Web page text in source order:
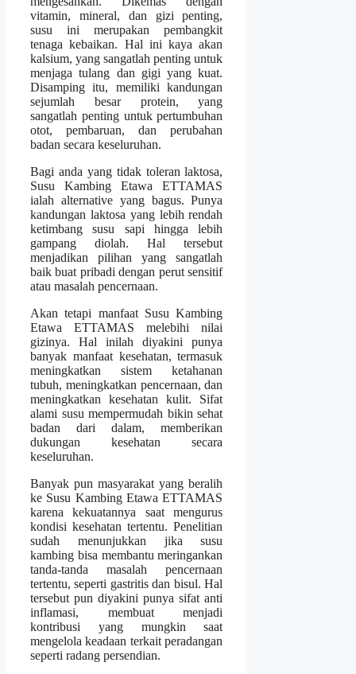
vitamin, mineral, dan gizi penting,
susu ini merupakan pembangkit
tenaga kebaikan. Hal ini kaya akan
kalsium, yang sangatlah penting untuk
menjaga tulang dan gigi yang kuat.
Disamping itu, memiliki kandungan
sejumlah besar protein, yang
sangatlah penting untuk pertumbuhan
otot, pembaruan, dan perubahan
badan secara keseluruhan.
Bagi anda yang tidak toleran laktosa,
Susu Kambing Etawa ETTAMAS
ialah alternative yang bagus. Punya
kandungan laktosa yang lebih rendah
ketimbang susu sapi hingga lebih
gampang diolah. Hal tersebut
menjadikan pilihan yang sangatlah
baik buat pribadi dengan perut sensitif
atau masalah pencernaan.
Akan tetapi manfaat Susu Kambing
Etawa ETTAMAS melebihi nilai
gizinya. Hal inilah diyakini punya
banyak manfaat kesehatan, termasuk
meningkatkan sistem ketahanan
tubuh, meningkatkan pencernaan, dan
meningkatkan kesehatan kulit. Sifat
alami susu mempermudah bikin sehat
badan dari dalam, memberikan
dukungan kesehatan secara
keseluruhan.
Banyak pun masyarakat yang beralih
ke Susu Kambing Etawa ETTAMAS
karena kekuatannya saat mengurus
kondisi kesehatan tertentu. Penelitian
sudah menunjukkan jika susu
kambing bisa membantu meringankan
tanda-tanda masalah pencernaan
tertentu, seperti gastritis dan bisul. Hal
tersebut pun diyakini punya sifat anti
inflamasi, membuat menjadi
kontribusi yang mungkin saat
mengelola keadaan terkait peradangan
seperti radang persendian.